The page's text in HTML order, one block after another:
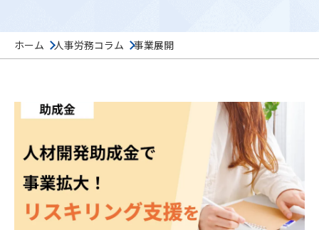
ホーム 人事労務コラム 事業展開